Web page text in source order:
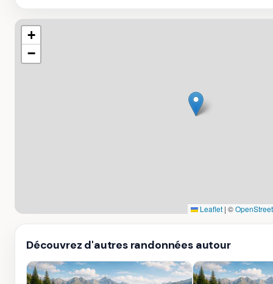
+
−
Leaflet | ©
Découvrez d'autres randonnées autour